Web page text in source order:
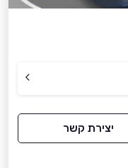
יצירת קשר